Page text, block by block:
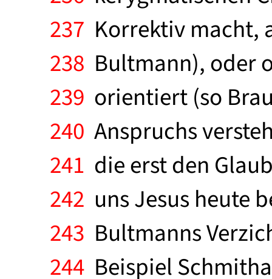
237 Korrektiv macht,
238 Bultmann), oder
239 orientiert (so
240 Anspruchs
241 die erst den
242 uns Jesus heute
243 Bultmanns
244 Beispiel